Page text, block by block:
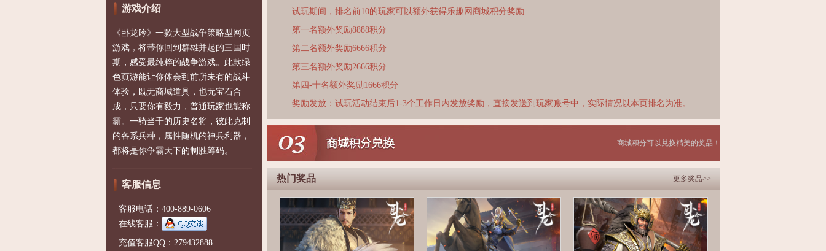
游戏介绍
《卧龙吟》一款大型战争策略型网页
游戏，将带你回到群雄并起的三国时
期，感受最纯粹的战争游戏。此款绿
色页游能让你体会到前所未有的战斗
体验，既无商城道具，也无宝石合
成，只要你有毅力，普通玩家也能称
霸。一骑当千的历史名将，彼此克制
的各系兵种，属性随机的神兵利器，
都将是你争霸天下的制胜筹码。
客服信息
客服电话：400-889-0606
在线客服：
充值客服QQ：279432888
试玩期间，排名前10的玩家可以额外获得乐趣网商城积分奖励
第一名额外奖励8888积分
第二名额外奖励6666积分
第三名额外奖励2666积分
第四-十名额外奖励1666积分
奖励发放：试玩活动结束后1-3个工作日内发放奖励，直接发送到玩家账号中，实际情况以本页排名为准。
商城积分可以兑换精美的奖品！
热门奖品 更多奖品>>